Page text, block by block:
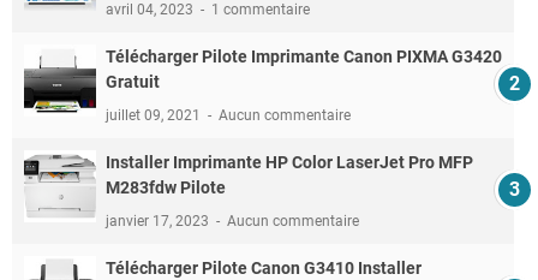
avril 04, 2023 1 commentaire
Télécharger Pilote Imprimante Canon PIXMA G3420
Gratuit
juillet 09, 2021 Aucun commentaire
Installer Imprimante HP Color LaserJet Pro MFP
M283fdw Pilote
janvier 17, 2023 Aucun commentaire
Télécharger Pilote Canon G3410 Installer